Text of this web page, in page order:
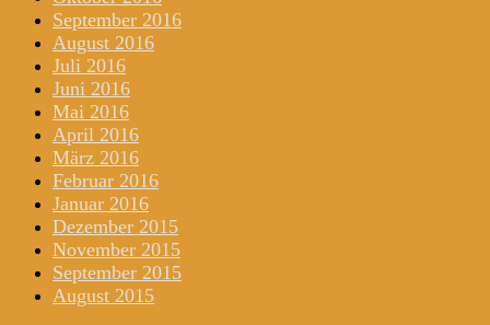
September 2016
August 2016
Juli 2016
Juni 2016
Mai 2016
April 2016
März 2016
Februar 2016
Januar 2016
Dezember 2015
November 2015
September 2015
August 2015